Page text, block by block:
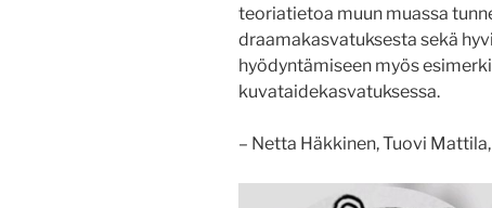
teoriatietoa muun muassa
draamakasvatuksesta sekä
hyödyntämiseen myös
kuvataidekasvatuksessa.
– Netta Häkkinen, Tuovi